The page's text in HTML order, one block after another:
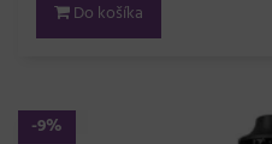
Do košíka
-9%